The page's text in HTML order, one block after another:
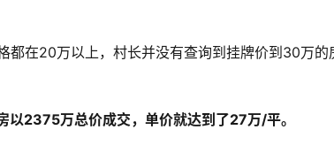
都在20万以上，村长并没有查询到挂牌价到30万的
2375万总价成交，单价就达到了27万/平。